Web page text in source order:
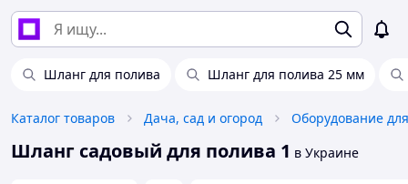
Шланг для полива Шланг для полива 25 мм
Каталог товаров Дача, сад и огород Оборудование
Шланг садовый для полива 1 в Украине